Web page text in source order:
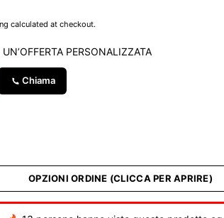
calculated at checkout.
PERSONALIZZATA
Chiama
OPZIONI ORDINE (CLICCA PER APRIRE)